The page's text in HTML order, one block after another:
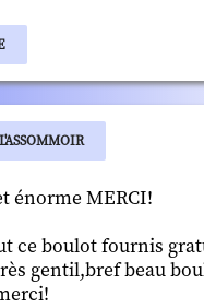
L'ASSOMMOIR
énorme MERCI!
ce boulot fournis
gentil,bref beau